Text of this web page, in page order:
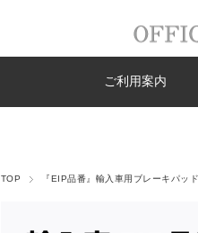
ご利用案内
TOP 『EIP品番』輸入車用ブレーキパッド